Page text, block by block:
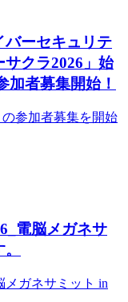
バーセキュリテ
サクラ2026」始
加者募集開始！
参加者募集を開始
電脳メガネサ
メガネサミット in